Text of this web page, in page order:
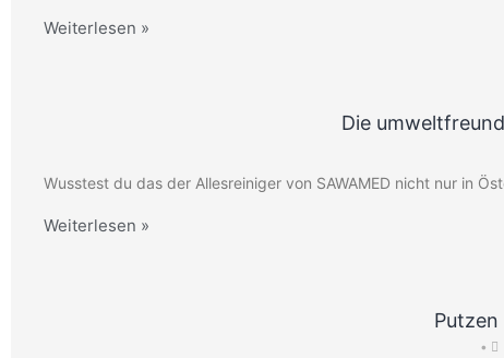
Weiterlesen »
Die
Wusstest du das der Allesreiniger von SAWAMED nicht nur in
Weiterlesen »
•